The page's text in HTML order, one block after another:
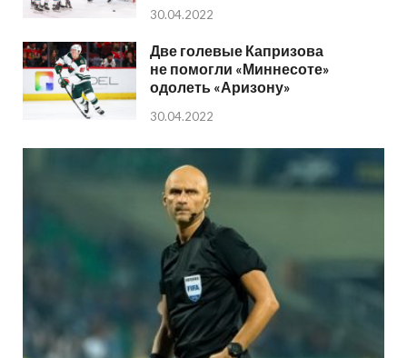
30.04.2022
Две голевые Капризова
не помогли «Миннесоте»
одолеть «Аризону»
30.04.2022